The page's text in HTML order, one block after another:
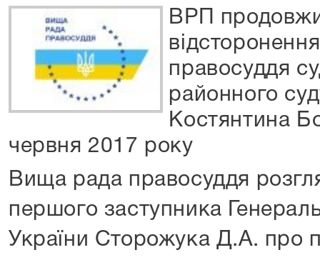
ВРП
правосуддя
районного
Костянтина
червня 2017 року
Вища рада правосуддя
першого заступника
України Сторожука Д.А. про